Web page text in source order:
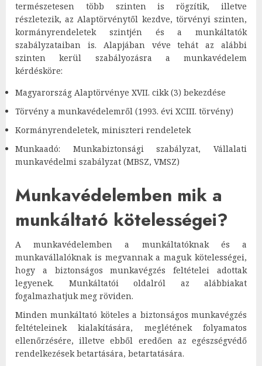
természetesen több szinten is rögzítik, illetve
részletezik, az Alaptörvénytől kezdve, törvényi szinten,
kormányrendeletek szintjén és a munkáltatók
szabályzataiban is. Alapjában véve tehát az alábbi
szinten kerül szabályozásra a munkavédelem
kérdésköre:
Magyarország Alaptörvénye XVII. cikk (3) bekezdése
Törvény a munkavédelemről (1993. évi XCIII. törvény)
Kormányrendeletek, miniszteri rendeletek
Munkaadó: Munkabiztonsági szabályzat, Vállalati
munkavédelmi szabályzat (MBSZ, VMSZ)
Munkavédelemben mik a
munkáltató kötelességei?
A munkavédelemben a munkáltatóknak és a
munkavállalóknak is megvannak a maguk kötelességei,
hogy a biztonságos munkavégzés feltételei adottak
legyenek. Munkáltatói oldalról az alábbiakat
fogalmazhatjuk meg röviden.
Minden munkáltató köteles a biztonságos munkavégzés
feltételeinek kialakítására, meglétének folyamatos
ellenőrzésére, illetve ebből eredően az egészségvédő
rendelkezések betartására, betartatására.